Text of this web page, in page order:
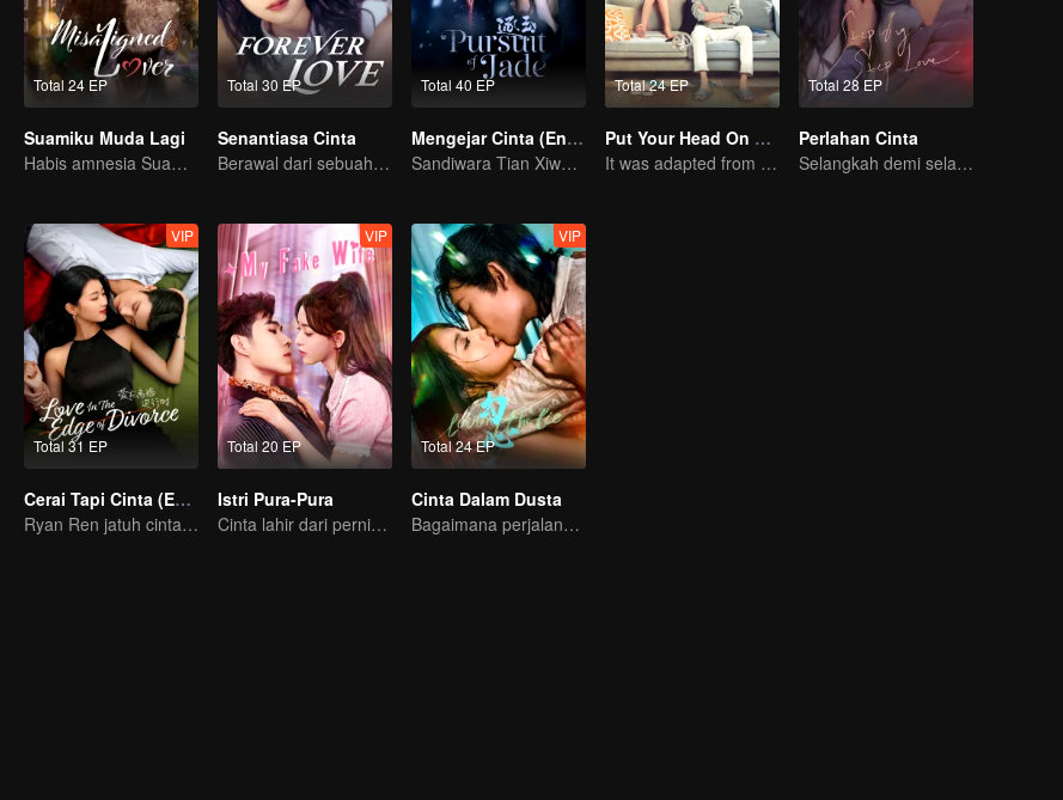
Total 24 EP
Suamiku Muda Lagi
Habis amnesia Suamiku berubah menjadi muda lagi?
Total 30 EP
Senantiasa Cinta
Berawal dari sebuah ciuman
Total 40 EP
Mengejar Cinta (English Ver.)
Sandiwara Tian Xiwei dan Zhang Linghe berubah jadi cinta
Total 24 EP
Put Your Head On My Shoulder (Eng Dub)
It was adapted from the same series of novels as "A Love so Beautiful"
Total 28 EP
Perlahan Cinta
Selangkah demi selangkah jatuh hati padamu
Total 31 EP
VIP
Cerai Tapi Cinta (English Ver.)
Ryan Ren jatuh cinta setelah gugat cerai Istrinya?!
Total 20 EP
VIP
Istri Pura-Pura
Cinta lahir dari pernikahan pura-pura
Total 24 EP
VIP
Cinta Dalam Dusta
Bagaimana perjalana pelukis misterius balas dendam?